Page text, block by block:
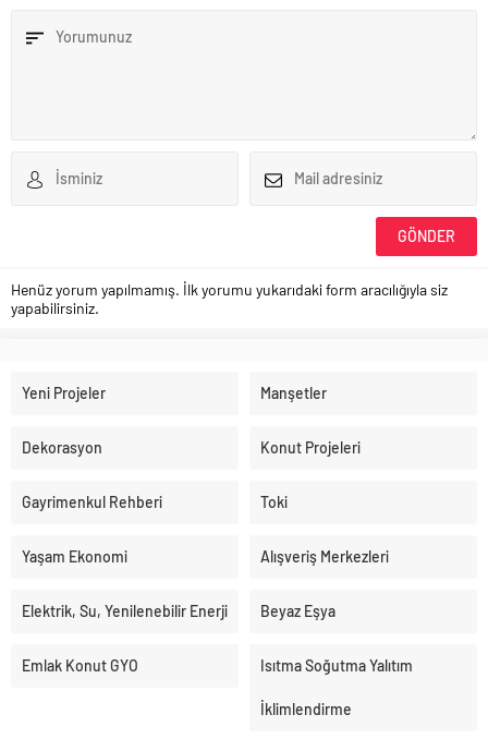
Henüz yorum yapılmamış. İlk yorumu yukarıdaki form aracılığıyla siz
yapabilirsiniz.
Yeni Projeler Manşetler
Dekorasyon Konut Projeleri
Gayrimenkul Rehberi Toki
Yaşam Ekonomi Alışveriş Merkezleri
Elektrik, Su, Yenilenebilir Enerji Beyaz Eşya
Emlak Konut GYO Isıtma Soğutma Yalıtım
İklimlendirme